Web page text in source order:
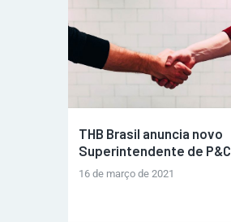
THB Brasil anuncia novo
Superintendente de P&C
16 de março de 2021